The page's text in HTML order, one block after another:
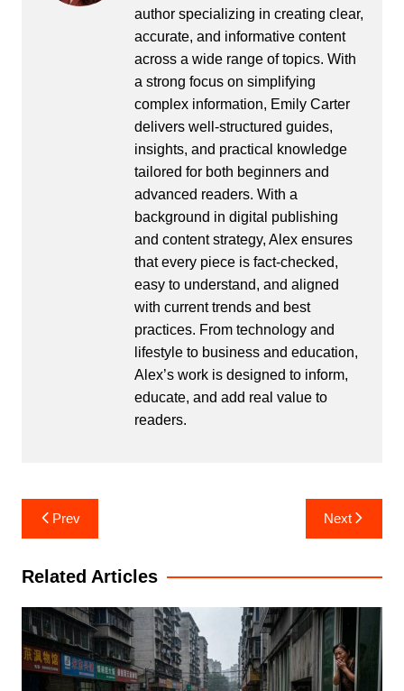
author specializing in creating clear,
accurate, and informative content
across a wide range of topics. With
a strong focus on simplifying
complex information, Emily Carter
delivers well-structured guides,
insights, and practical knowledge
tailored for both beginners and
advanced readers. With a
background in digital publishing
and content strategy, Alex ensures
that every piece is fact-checked,
easy to understand, and aligned
with current trends and best
practices. From technology and
lifestyle to business and education,
Alex’s work is designed to inform,
educate, and add real value to
readers.
Post
navigation
Prev Next
Related Articles